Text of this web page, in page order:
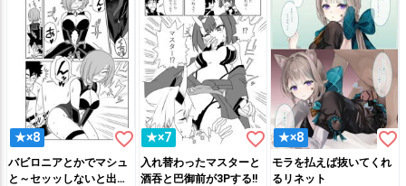
★×8 favorite_border
バビロニアとかでマシュ
と～セッッしないと出ら
★×7 favorite_border
入れ替わったマスターと
酒吞と巴御前が3Pする!!
★×8 favorite_border
モラを払えば抜いてくれ
るリネット